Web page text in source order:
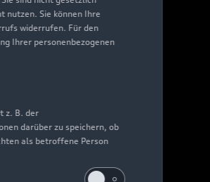
nutzen. Sie können Ihre
widerrufen. Für den
Ihrer personenbezogenen
z. B. der
darüber zu speichern, ob
als betroffene Person